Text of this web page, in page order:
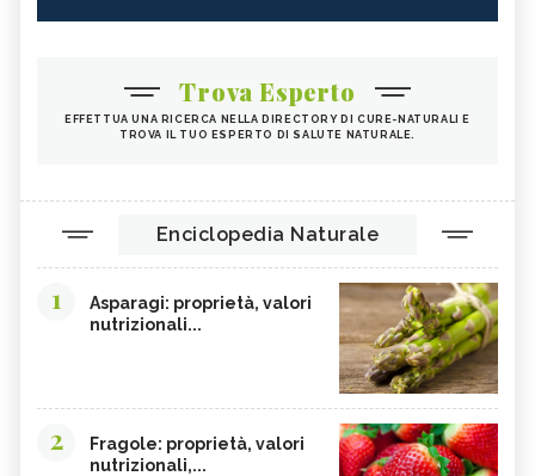
Trova Esperto
EFFETTUA UNA RICERCA NELLA DIRECTORY DI CURE-NATURALI E
TROVA IL TUO ESPERTO DI SALUTE NATURALE.
Enciclopedia Naturale
1
Asparagi: proprietà, valori
nutrizionali...
2
Fragole: proprietà, valori
nutrizionali,...